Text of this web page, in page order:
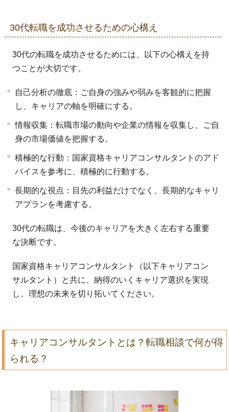
30代転職を成功させるための心構え
30代の転職を成功させるためには、以下の心構えを持
つことが大切です。
自己分析の徹底：ご自身の強みや弱みを客観的に把握
し、キャリアの軸を明確にする。
情報収集：転職市場の動向や企業の情報を収集し、ご自
身の市場価値を把握する。
積極的な行動：国家資格キャリアコンサルタントのアド
バイスを参考に、積極的に行動する。
長期的な視点：目先の利益だけでなく、長期的なキャリ
アプランを考慮する。
30代の転職は、今後のキャリアを大きく左右する重要
な決断です。
国家資格キャリアコンサルタント（以下キャリアコン
サルタント）と共に、納得のいくキャリア選択を実現
し、理想の未来を切り拓いてください。
キャリアコンサルタントとは？転職相談で何が得
られる？